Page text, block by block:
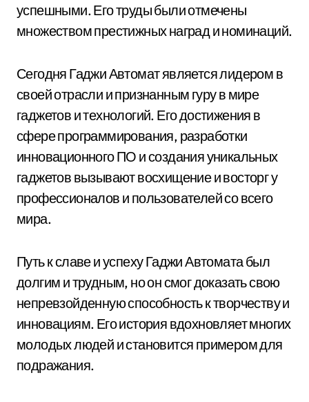
успешными. Его труды были отмечены
множеством престижных наград и номинаций.
Сегодня Гаджи Автомат является лидером в
своей отрасли и признанным гуру в мире
гаджетов и технологий. Его достижения в
сфере программирования, разработки
инновационного ПО и создания уникальных
гаджетов вызывают восхищение и восторг у
профессионалов и пользователей со всего
мира.
Путь к славе и успеху Гаджи Автомата был
долгим и трудным, но он смог доказать свою
непревзойденную способность к творчеству и
инновациям. Его история вдохновляет многих
молодых людей и становится примером для
подражания.